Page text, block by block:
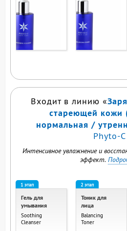
Входит в линию «
стареющей кожи
нормальная /
Phyto-C
Интенсивное увлажнение и
эффект.
1 этап
Гель для
умывания
Soothing
Cleanser
2 этап
Тоник для
лица
Balancing
Toner